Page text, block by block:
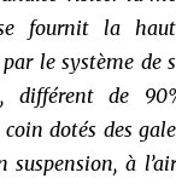
fournit la
le système de
différent de
dotés des
suspension, à